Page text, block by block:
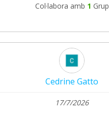
Col·labora amb 1 Grup
Cedrine Gatto
17/7/2026